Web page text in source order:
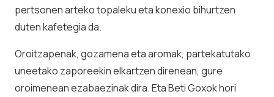
pertsonen arteko topaleku eta konexio bihurtzen
duten kafetegia da.
Oroitzapenak, gozamena eta aromak, partekatutako
uneetako zaporeekin elkartzen direnean, gure
oroimenean ezabaezinak dira. Eta Beti Goxok hori